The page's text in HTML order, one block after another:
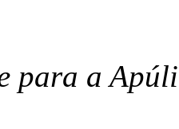
para a